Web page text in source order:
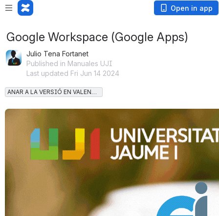
Open in app
Google Workspace (Google Apps)
Julio Tena Fortanet
Published in Manuales UJI
Last updated Fri Jun 14 2024
ANAR A LA VERSIÓ EN VALENCIÀ
Open